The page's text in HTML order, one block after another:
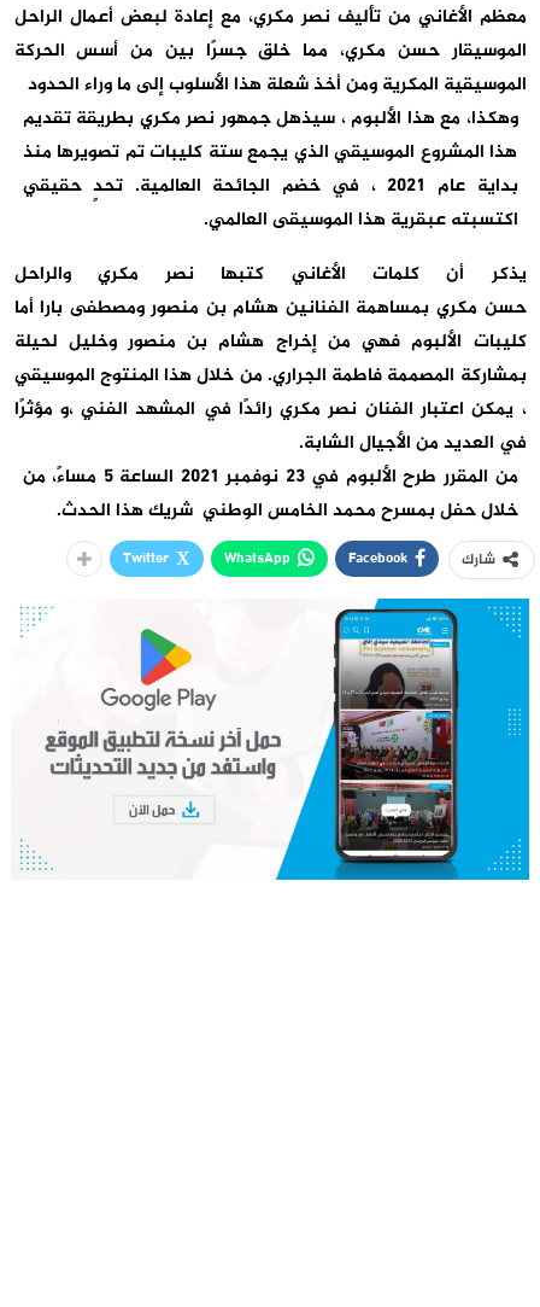
معظم الأغاني من تأليف نصرمكري، مع إعادة لبعض أعمال الراحل
الموسيقار حسنمكري، مما خلق جسرًا بين من أسس الحركة
الموسيقية المكرية ومن أخذ شعلة هذا الأسلوب إلى ما وراء الحدود
وهكذا، مع هذا الألبوم ، سيذهل جمهور نصرمكري بطريقة تقديم
هذا المشروع الموسيقي الذي يجمع ستة كليبات تم تصويرها منذ
بداية عام 2021 ، في خضم الجائحة العالمية. تحدٍ حقيقي
اكتسبته عبقرية هذا الموسيقى العالمي.
يذكر أن كلمات الأغاني كتبها نصرمكري والراحل
حسنمكري بمساهمة الفنانين هشام بن منصور ومصطفى باراأما
كليبات الألبوم فهي من إخراج هشام بن منصور وخليل لحيلة
بمشاركة المصممة فاطمة الجراري. من خلال هذا المنتوج الموسيقي
، يمكن اعتبار الفنان نصر مكريرائدًا في المشهد الفني ،و مؤثرًا
في العديد من الأجيال الشابة.
من المقرر طرح الألبوم في 23 نوفمبر 2021 الساعة 5 مساءً، من
خلال حفل بمسرح محمد الخامس الوطني شريك هذا الحدث.
شارك Facebook
WhatsApp
Twitter